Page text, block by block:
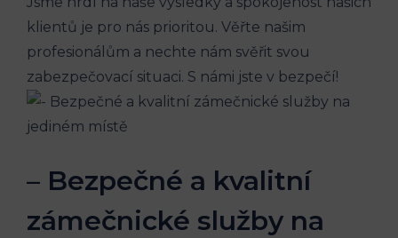
klientů je pro nás prioritou. Věřte našim
profesionálům a nechte nám svěřit svou
zabezpečovací situaci. S námi jste v bezpečí!
– Bezpečné a kvalitní
zámečnické služby na